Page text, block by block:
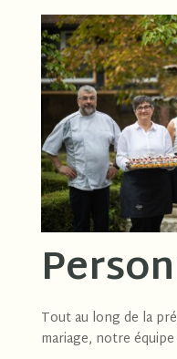
Tout au long de la
mariage, notre